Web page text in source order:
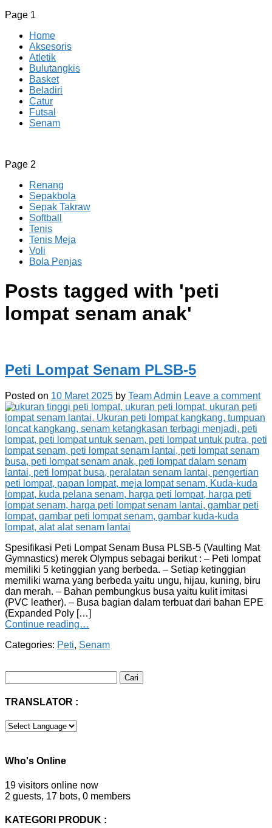
Page 1
Home
Aksesoris
Atletik
Bulutangkis
Basket
Beladiri
Catur
Futsal
Senam
CV JAYA BERSAMA Co Id
Menyediakan Semua Perlengkapan Olahraga Yang
Page 2
Renang
Sepakbola
Sepak Takraw
Softball
Tenis
Tenis Meja
Voli
Bola Penjas
Posts tagged with 'peti
lompat senam anak'
Peti Lompat Senam PLSB-5
Posted on 10 Maret 2025 by Team Admin Leave a comment
Spesifikasi Peti Lompat Senam Busa PLSB-5 (Vaulting Mat
Gymnastics) merek Olympus sebagai berikut : – Peti lompat
memiliki 5 ketinggian yang berbeda. – Setiap ketinggian
memiliki warna yang berbeda yaitu ungu, hijau, kuning, biru
dan merah. – Bahan pembungkus busa yaitu kulit imitasi
(PVC leather). – Busa bagian dalam terbuat dari bahan EPE
(Expanded Poly […]
Continue reading…
Categories: Peti, Senam
untuk:
TRANSLATOR :
Who's Online
19 visitors online now
2 guests, 17 bots, 0 members
KATEGORI PRODUK :